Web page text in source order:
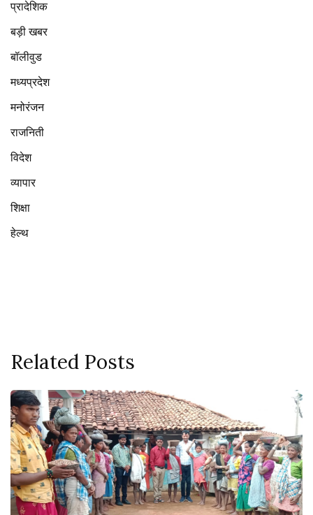
प्रादेशिक
बड़ी खबर
बॉलीवुड
मध्यप्रदेश
मनोरंजन
राजनिती
विदेश
व्यापार
शिक्षा
हेल्थ
Related Posts